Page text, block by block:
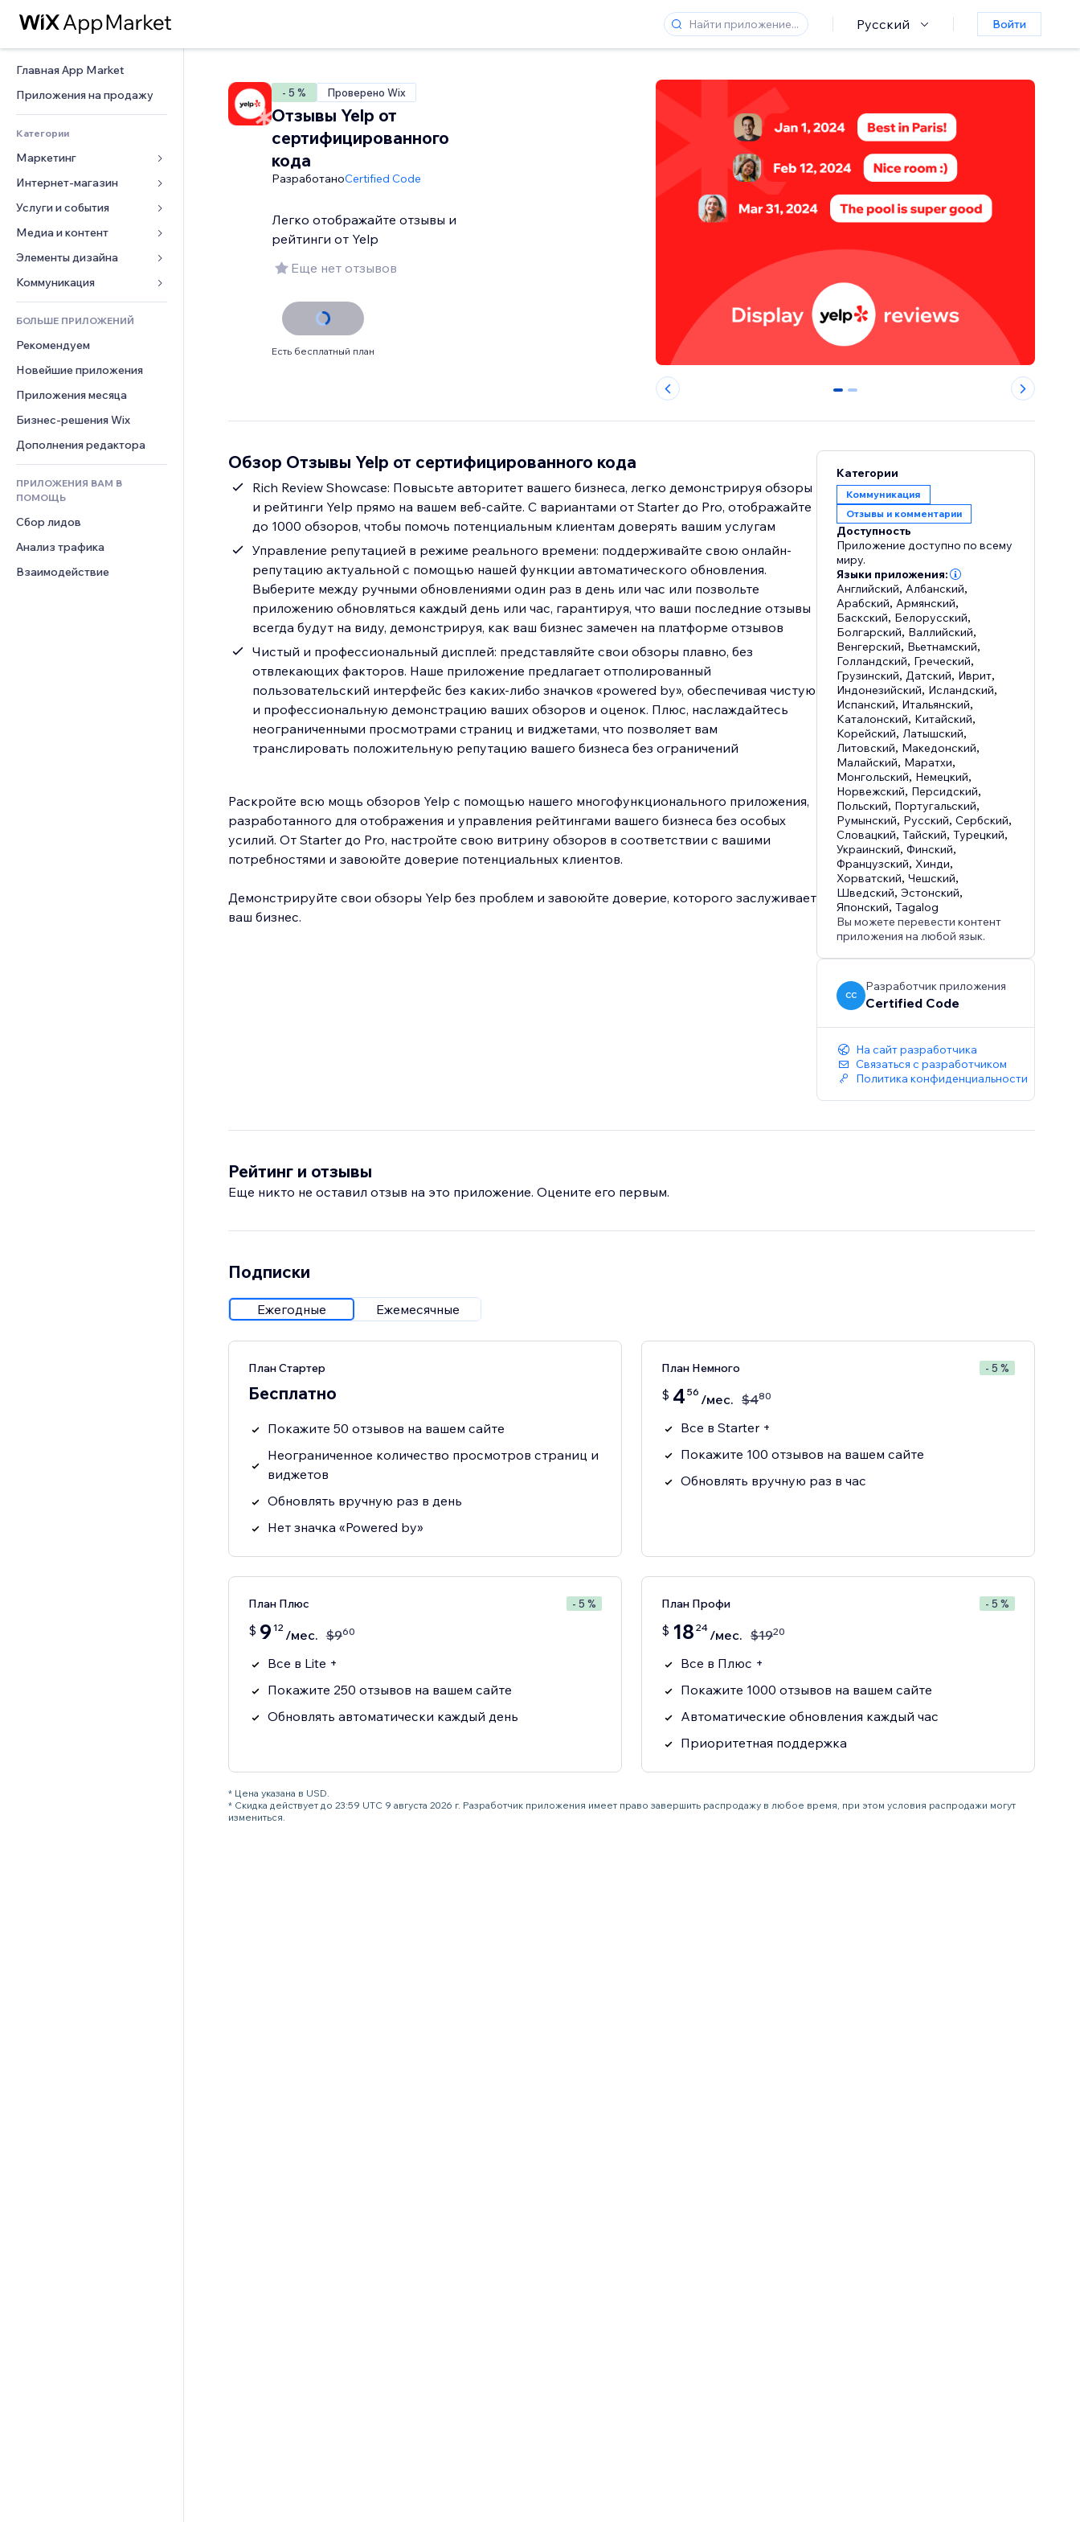
Русский Войти
Главная App Market
Приложения на продажу
Категории
Маркетинг
Реклама
Моб. версия
Веб-аналитика
Списки сайтов
Эл. почта
Интернет-магазин
Приложения для магазинов
Доставка
Кнопки продаж
Бухгалтерский учет
Купоны и лояльность
Складские услуги
Еда и напитки
Услуги и события
Отели
События
Рестораны
Недвижимость
Онлайн-запись
Медиа и контент
Галерея
Музыка
Подкасты
Фотография
Видео
PDF
Обмен файлами
Новости
Элементы дизайна
Карты и навигация
Конфиденциальность и
безопасность
Часы
Баннеры и значки
Калькуляторы
Погода
Графики и таблицы
Формы
Опросы
Чат
Комментарии
Телефон
Сообщество
Отзывы и комментарии
Управление отношениями с
клиентом (CRM)
БОЛЬШЕ ПРИЛОЖЕНИЙ
Рекомендуем
Новейшие приложения
Приложения месяца
Бизнес-решения Wix
Дополнения редактора
ПРИЛОЖЕНИЯ ВАМ В
ПОМОЩЬ
Сбор лидов
Анализ трафика
Взаимодействие
- 5 % Проверено Wix
Отзывы Yelp от
сертифицированного
кода
РазработаноCertified Code
Легко отображайте отзывы и
рейтинги от Yelp
Еще нет отзывов
Есть бесплатный план
0 1
Обзор Отзывы Yelp от сертифицированного кода
Rich Review Showcase: Повысьте авторитет вашего бизнеса, легко демонстрируя обзоры
и рейтинги Yelp прямо на вашем веб-сайте. С вариантами от Starter до Pro, отображайте
до 1000 обзоров, чтобы помочь потенциальным клиентам доверять вашим услугам
Управление репутацией в режиме реального времени: поддерживайте свою онлайн-
репутацию актуальной с помощью нашей функции автоматического обновления.
Выберите между ручными обновлениями один раз в день или час или позвольте
приложению обновляться каждый день или час, гарантируя, что ваши последние отзывы
всегда будут на виду, демонстрируя, как ваш бизнес замечен на платформе отзывов
Чистый и профессиональный дисплей: представляйте свои обзоры плавно, без
отвлекающих факторов. Наше приложение предлагает отполированный
пользовательский интерфейс без каких-либо значков «powered by», обеспечивая чистую
и профессиональную демонстрацию ваших обзоров и оценок. Плюс, наслаждайтесь
неограниченными просмотрами страниц и виджетами, что позволяет вам
транслировать положительную репутацию вашего бизнеса без ограничений
Раскройте всю мощь обзоров Yelp с помощью нашего многофункционального приложения,
разработанного для отображения и управления рейтингами вашего бизнеса без особых
усилий. От Starter до Pro, настройте свою витрину обзоров в соответствии с вашими
потребностями и завоюйте доверие потенциальных клиентов.
Демонстрируйте свои обзоры Yelp без проблем и завоюйте доверие, которого заслуживает
ваш бизнес.
Категории
Коммуникация
Отзывы и комментарии
Доступность
Приложение доступно по всему
миру.
Языки приложения:
Английский, Албанский,
Арабский, Армянский,
Баскский, Белорусский,
Болгарский, Валлийский,
Венгерский, Вьетнамский,
Голландский, Греческий,
Грузинский, Датский, Иврит,
Индонезийский, Исландский,
Испанский, Итальянский,
Каталонский, Китайский,
Корейский, Латышский,
Литовский, Македонский,
Малайский, Маратхи,
Монгольский, Немецкий,
Норвежский, Персидский,
Польский, Португальский,
Румынский, Русский,Сербский,
Словацкий,Тайский,Турецкий,
Украинский,Финский,
Французский, Хинди,
Хорватский,Чешский,
Шведский,Эстонский,
Японский,Tagalog
Вы можете перевести контент
приложения на любой язык.
CC
Разработчик приложения
Certified Code
На сайт разработчика
Связаться с разработчиком
Политика конфиденциальности
Рейтинг и отзывы
Еще никто не оставил отзыв на это приложение. Оцените его первым.
Подписки
Ежегодные Ежемесячные
План Стартер
Бесплатно
Покажите 50 отзывов на вашем сайте
Неограниченное количество просмотров страниц и
виджетов
Обновлять вручную раз в день
Нет значка «Powered by»
План Немного - 5 %
$ 4 56 /мес. $480
Все в Starter +
Покажите 100 отзывов на вашем сайте
Обновлять вручную раз в час
План Плюс - 5 %
$ 9 12 /мес. $960
Все в Lite +
Покажите 250 отзывов на вашем сайте
Обновлять автоматически каждый день
План Профи - 5 %
$ 18 24 /мес. $1920
Все в Плюс +
Покажите 1000 отзывов на вашем сайте
Автоматические обновления каждый час
Приоритетная поддержка
* Цена указана в USD.
* Скидка действует до 23:59 UTC 9 августа 2026 г. Разработчик приложения имеет право завершить распродажу в любое время, при этом условия распродажи могут
измениться.